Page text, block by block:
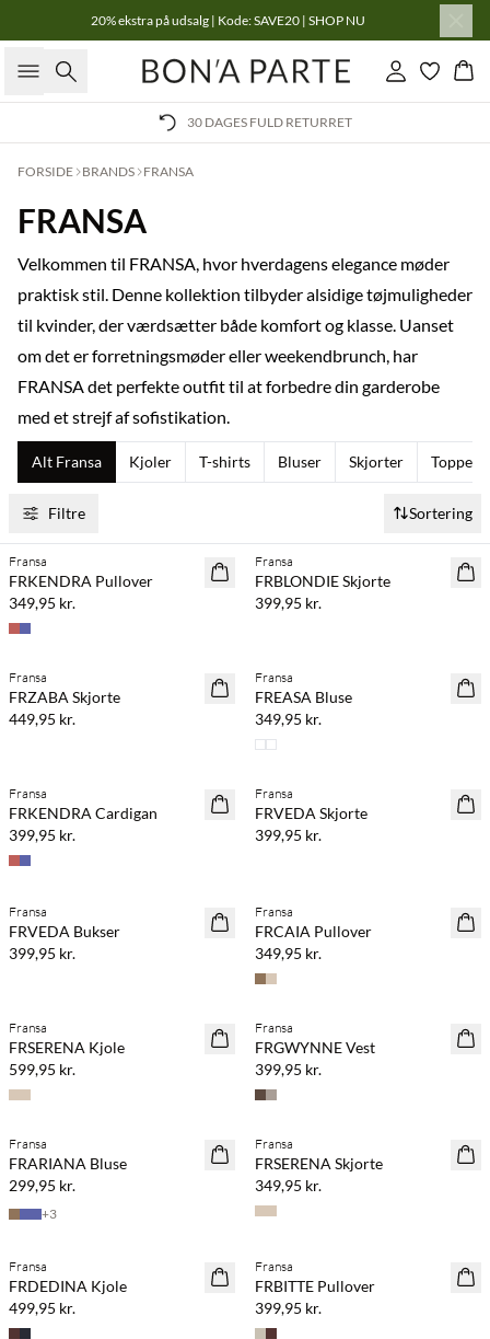
20% ekstra på udsalg | Kode: SAVE20 | SHOP NU
Søg Log ind
30 DAGES FULD RETURRET
FORSIDE BRANDS FRANSA
FRANSA
Velkommen til FRANSA, hvor hverdagens elegance møder
praktisk stil. Denne kollektion tilbyder alsidige tøjmuligheder
til kvinder, der værdsætter både komfort og klasse. Uanset
om det er forretningsmøder eller weekendbrunch, har
FRANSA det perfekte outfit til at forbedre din garderobe
med et strejf af sofistikation.
Alt Fransa Kjoler T-shirts Bluser Skjorter Toppe
Filtre Sortering
NYHED
Fransa
FRKENDRA Pullover
349,95 kr.
NYHED
Fransa
FRBLONDIE Skjorte
399,95 kr.
NYHED
Køb min. 2 & spar 20%
Fransa
FRZABA Skjorte
449,95 kr.
NYHED
Fransa
FREASA Bluse
349,95 kr.
NYHED
Fransa
FRKENDRA Cardigan
399,95 kr.
NYHED
Køb min. 2 & spar 20%
Fransa
FRVEDA Skjorte
399,95 kr.
NYHED
Køb min. 2 & spar 20%
Fransa
FRVEDA Bukser
399,95 kr.
NYHED
Fransa
FRCAIA Pullover
349,95 kr.
NYHED
Fransa
FRSERENA Kjole
599,95 kr.
NYHED
Fransa
FRGWYNNE Vest
399,95 kr.
NYHED
Fransa
FRARIANA Bluse
299,95 kr.
+3
NYHED
Fransa
FRSERENA Skjorte
349,95 kr.
NYHED
Fransa
FRDEDINA Kjole
499,95 kr.
NYHED
Fransa
FRBITTE Pullover
399,95 kr.